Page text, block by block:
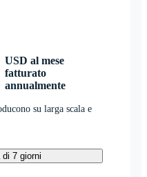
USD al mese
fatturato
annualmente
su larga scala e
di 7 giorni